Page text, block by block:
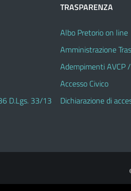
D.Lgs. 33/13
TRASPARENZA
Albo Pretorio on line
Amministrazione
Adempimenti AVCP
Accesso Civico
Dichiarazione di